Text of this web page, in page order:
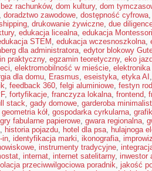
rachunków, dom kultury, dom
, doradztwo zawodowe, dostępność cyfrowa
, drukowanie żywiczne, due
, edukacja licealna, edukacja Montessori
STEM , edukacja wczesnoszkolna,
dla administratora, edytor blokowy
praktyczny, egzamin teoretyczny, eko
, elektromobilność w mieście, elektronika
dla domu, Erasmus, eseistyka, etyka AI
, feedback 360, felgi aluminiowe, festyn
, fortyfikacje, franczyza lokalna, frontend,
stack, gady domowe, garderoba
geometria kół, gospodarka cyrkularna,
gry fabularne papierowe, gwara regionalna,
, historia pojazdu, hotel dla psa, hulajnoga
in, identyfikacja marki, ikonografia,
, instrumenty tradycyjne,
, internat, internet satelitarny, inwestor
przeciwwilgociowa poradnik, jakość